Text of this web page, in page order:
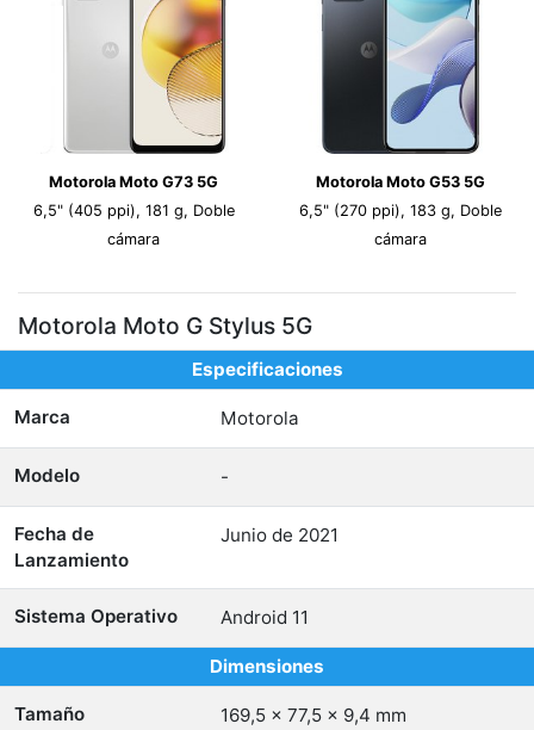
Motorola Moto G73 5G
6,5" (405 ppi), 181 g, Doble
cámara
Motorola Moto G53 5G
6,5" (270 ppi), 183 g, Doble
cámara
Motorola Moto G Stylus 5G
Especificaciones
Marca Motorola
Modelo -
Fecha de
Lanzamiento
Junio de 2021
Sistema Operativo Android 11
Dimensiones
Tamaño
169,5 x 77,5 x 9,4 mm